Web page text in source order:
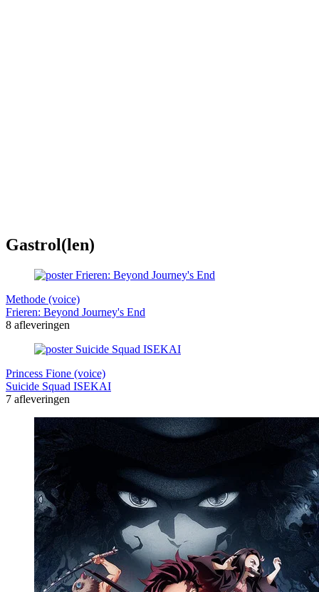
Gastrol(len)
Methode (voice)
Frieren: Beyond Journey's End
8 afleveringen
Princess Fione (voice)
Suicide Squad ISEKAI
7 afleveringen